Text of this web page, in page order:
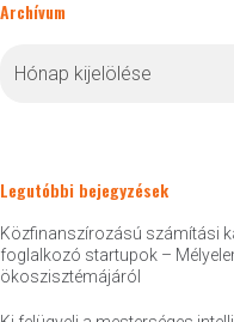
Archívum
Legutóbbi bejegyzések
Közfinanszírozású számítási
foglalkozó startupok –
ökoszisztémájáról